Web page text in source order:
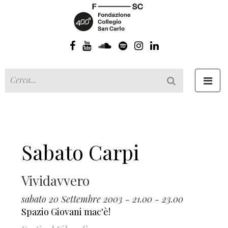
Sabato Carpi
Vividavvero
sabato 20 Settembre 2003 - 21.00 - 23.00
Spazio Giovani mac'è!